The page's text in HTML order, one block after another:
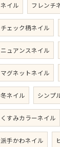
ネイル フレンチ
チェック柄ネイル
ニュアンスネイル
マグネットネイル
冬ネイル シンプ
くすみカラーネイル
派手かわネイル